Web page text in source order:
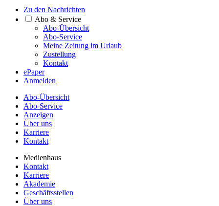
Zu den Nachrichten
Abo & Service
Abo-Übersicht
Abo-Service
Meine Zeitung im Urlaub
Zustellung
Kontakt
ePaper
Anmelden
Abo-Übersicht
Abo-Service
Anzeigen
Über uns
Karriere
Kontakt
Medienhaus
Kontakt
Karriere
Akademie
Geschäftsstellen
Über uns